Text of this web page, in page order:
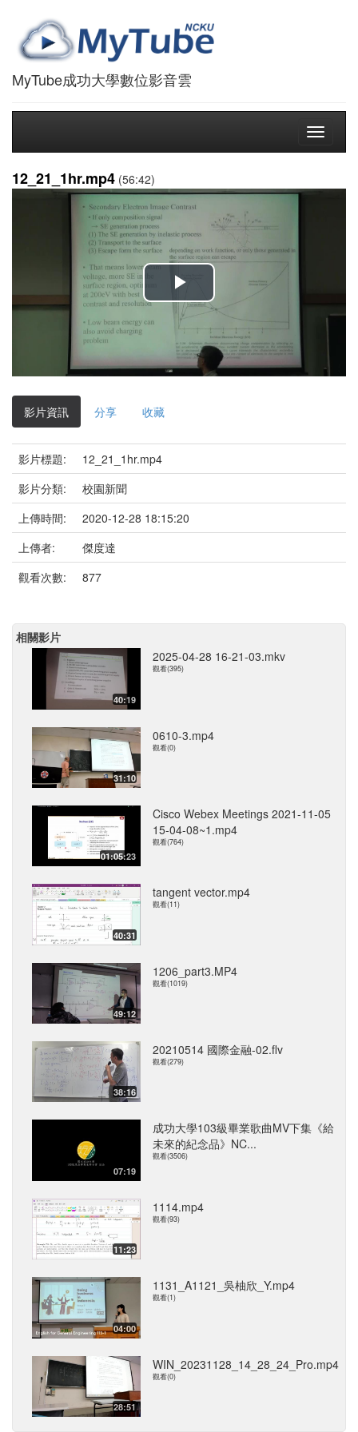
MyTube成功大學數位影音雲
Toggle
12_21_1hr.mp4 (56:42)
播
放
影
影片資訊 分享 收藏
影片標題:
12_21_1hr.mp4
影片分類:
校園新聞
上傳時間:
2020-12-28 18:15:20
上傳者:
傑度達
觀看次數:
877
相關影片
40:19
2025-04-28 16-21-03.mkv
觀看(395)
31:10
0610-3.mp4
觀看(0)
01:05:23
Cisco Webex Meetings 2021-11-05
15-04-08~1.mp4
觀看(764)
40:31
tangent vector.mp4
觀看(11)
49:12
1206_part3.MP4
觀看(1019)
38:16
20210514 國際金融-02.flv
觀看(279)
07:19
成功大學103級畢業歌曲MV下集《給
未來的紀念品》NC...
觀看(3506)
11:23
1114.mp4
觀看(93)
04:00
1131_A1121_吳柚欣_Y.mp4
觀看(1)
28:51
WIN_20231128_14_28_24_Pro.mp4
觀看(0)